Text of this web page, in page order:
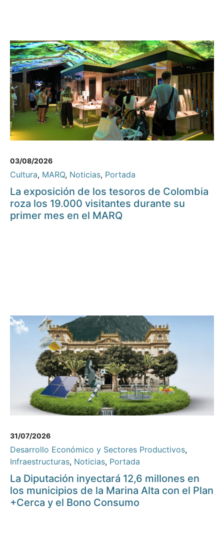
03/08/2026
Cultura, MARQ, Noticias, Portada
La exposición de los tesoros de Colombia
roza los 19.000 visitantes durante su
primer mes en el MARQ
31/07/2026
Desarrollo Económico y Sectores Productivos,
Infraestructuras, Noticias, Portada
La Diputación inyectará 12,6 millones en
los municipios de la Marina Alta con el Plan
+Cerca y el Bono Consumo